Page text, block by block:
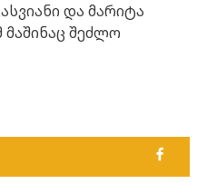
და მარიტა
მაშინაც შეძლო